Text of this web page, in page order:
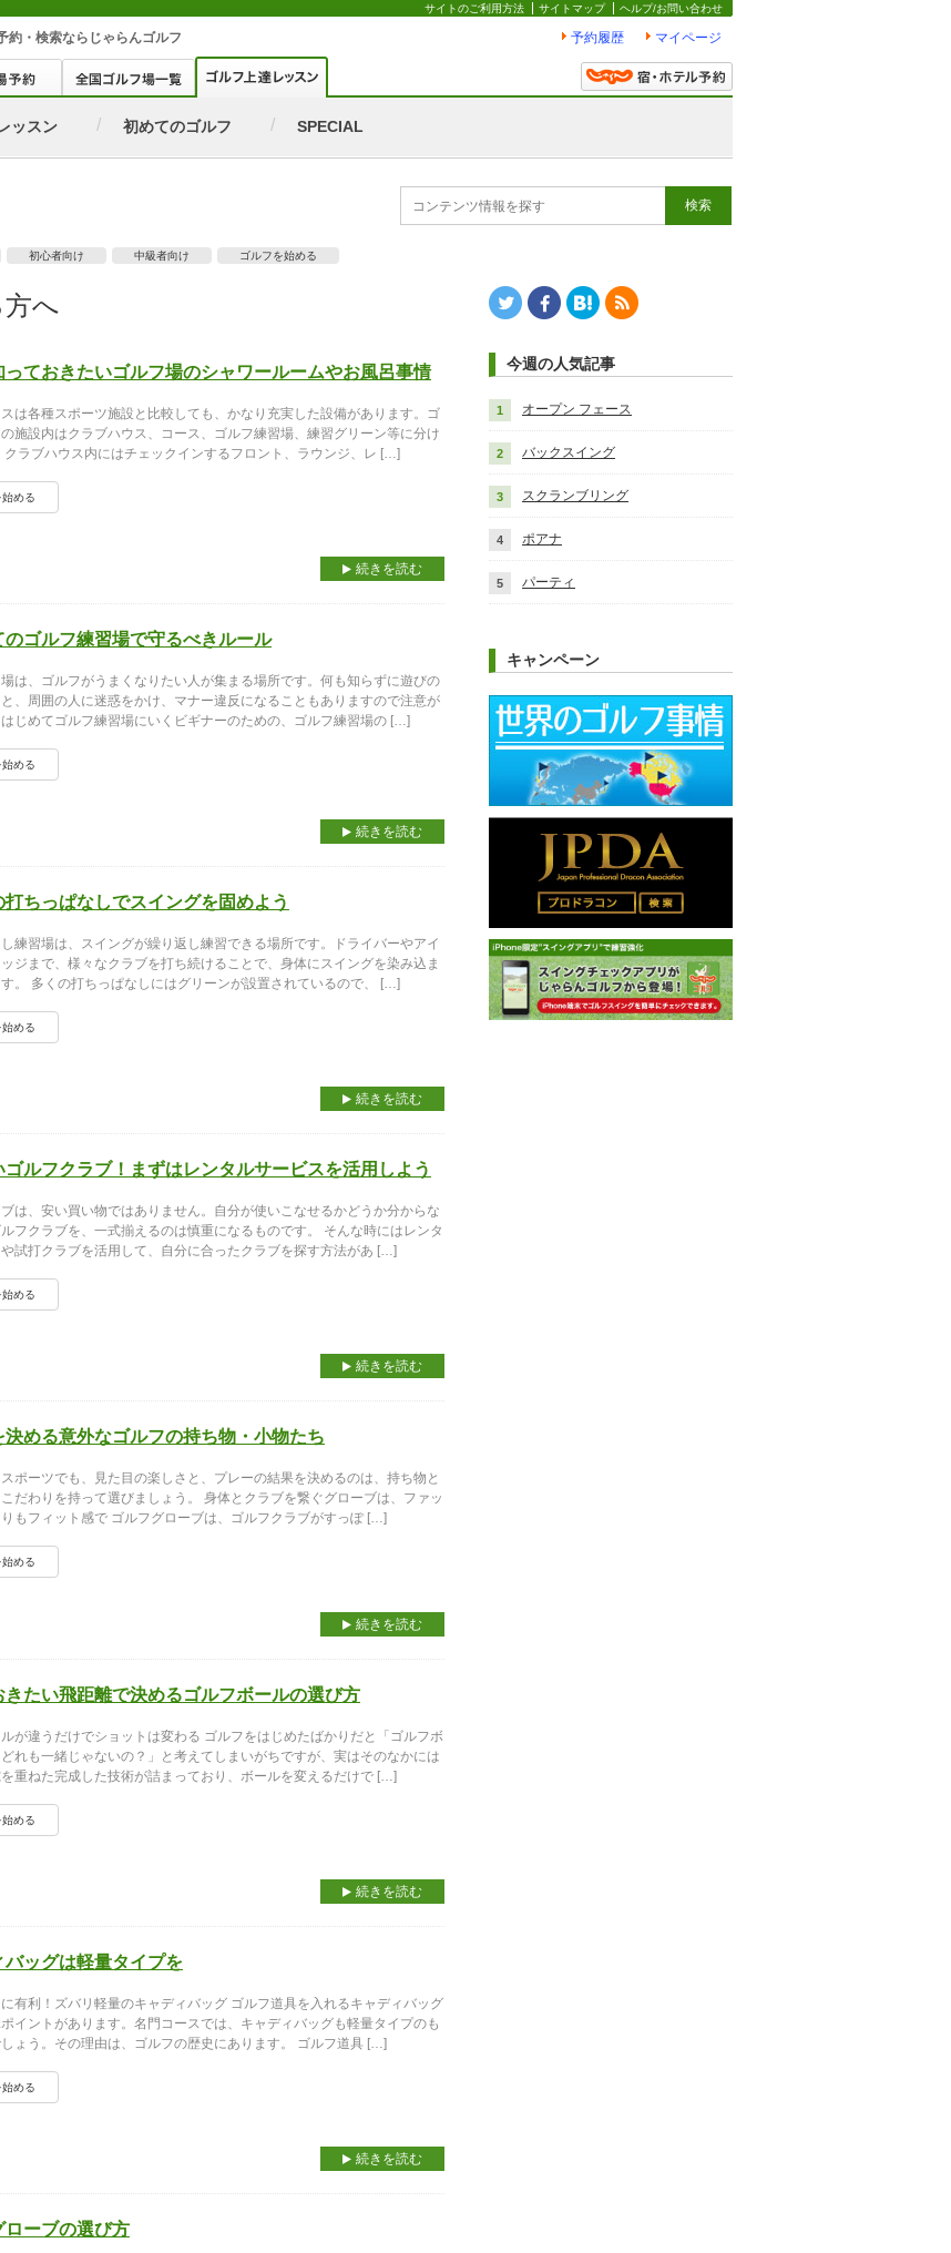
約・検索ならじゃらんゴルフ
サイトのご利用方法 サイトマップ ヘルプ/お問い合わせ
マイページ
予約履歴
ッスン 初めてのゴルフ SPECIAL
初心者向け 中級者向け ゴルフを始める
へ
っておきたいゴルフ場のシャワールームやお風呂事情
は各種スポーツ施設と比較しても、かなり充実した設備があります。ゴ
施設内はクラブハウス、コース、ゴルフ練習場、練習グリーン等に分け
クラブハウス内にはチェックインするフロント、ラウンジ、レ […]
める
続きを読む
のゴルフ練習場で守るべきルール
は、ゴルフがうまくなりたい人が集まる場所です。何も知らずに遊びの
、周囲の人に迷惑をかけ、マナー違反になることもありますので注意が
じめてゴルフ練習場にいくビギナーのための、ゴルフ練習場の […]
める
続きを読む
打ちっぱなしでスイングを固めよう
練習場は、スイングが繰り返し練習できる場所です。ドライバーやアイ
ジまで、様々なクラブを打ち続けることで、身体にスイングを染み込ま
。 多くの打ちっぱなしにはグリーンが設置されているので、 […]
める
続きを読む
ゴルフクラブ！まずはレンタルサービスを活用しよう
は、安い買い物ではありません。自分が使いこなせるかどうか分からな
フクラブを、一式揃えるのは慎重になるものです。 そんな時にはレンタ
試打クラブを活用して、自分に合ったクラブを探す方法があ […]
める
続きを読む
決める意外なゴルフの持ち物・小物たち
ポーツでも、見た目の楽しさと、プレーの結果を決めるのは、持ち物と
だわりを持って選びましょう。 身体とクラブを繋ぐグローブは、ファッ
もフィット感で ゴルフグローブは、ゴルフクラブがすっぽ […]
める
続きを読む
きたい飛距離で決めるゴルフボールの選び方
が違うだけでショットは変わる ゴルフをはじめたばかりだと「ゴルフボ
れも一緒じゃないの？」と考えてしまいがちですが、実はそのなかには
重ねた完成した技術が詰まっており、ボールを変えるだけで […]
める
続きを読む
バッグは軽量タイプを
有利！ズバリ軽量のキャディバッグ ゴルフ道具を入れるキャディバッグ
イントがあります。名門コースでは、キャディバッグも軽量タイプのも
ょう。その理由は、ゴルフの歴史にあります。 ゴルフ道具 […]
める
続きを読む
ローブの選び方
Twitter Facebookはてなブックマーク
今週の人気記事
オープン フェース
バックスイング
スクランブリング
ポアナ
パーティ
キャンペーン